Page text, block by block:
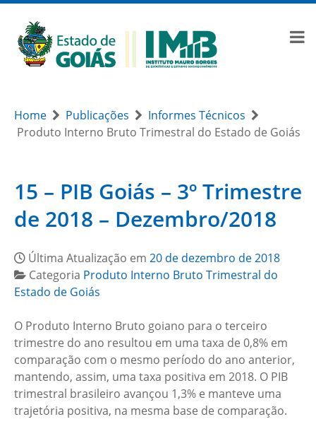
Home Publicações
Informes Técnicos
Produto Interno Bruto Trimestral do Estado de Goiás
15 – PIB Goiás – 3º Trimestre
de 2018 – Dezembro/2018
Última Atualização em 20 de dezembro de 2018
Categoria Produto Interno Bruto Trimestral do
Estado de Goiás
O Produto Interno Bruto goiano para o terceiro
trimestre do ano resultou em uma taxa de 0,8% em
comparação com o mesmo período do ano anterior,
mantendo, assim, uma taxa positiva em 2018. O PIB
trimestral brasileiro avançou 1,3% e manteve uma
trajetória positiva, na mesma base de comparação.